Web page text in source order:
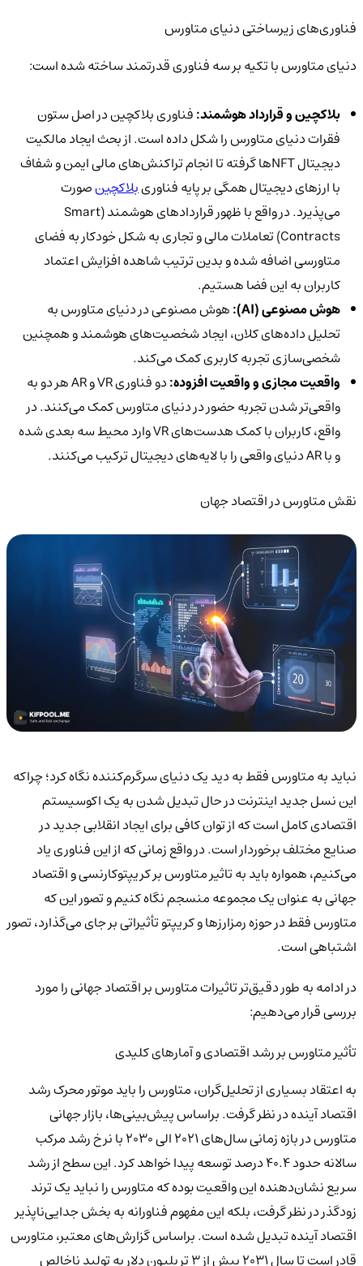
فناوری‌های زیرساختی دنیای متاورس
دنیای متاورس با تکیه بر سه فناوری قدرتمند ساخته شده است:
بلاکچین و قرارداد هوشمند:فناوری بلاکچین در اصل ستون
فقرات دنیای متاورس را شکل داده است. از بحث ایجاد مالکیت
دیجیتال NFTها گرفته تا انجام تراکنش‌های مالی ایمن و شفاف
با ارزهای دیجیتال همگی بر پایه فناوریبلاکچینصورت
می‌پذیرد. در واقع با ظهور قراردادهای هوشمند (Smart
Contracts) تعاملات مالی و تجاری به شکل خودکار به فضای
متاورسی اضافه شده و بدین ترتیب شاهده افزایش اعتماد
کاربران به این فضا هستیم.
هوش مصنوعی (AI
):هوش مصنوعی در دنیای متاورس به
تحلیل داده‌های کلان، ایجاد شخصیت‌های هوشمند و همچنین
شخصی‌سازی تجربه کاربری کمک می‌کند.
واقعیت مجازی و واقعیت افزوده:دو فناوری VR و AR
هر دو به
واقعی‌تر شدن تجربه حضور در دنیای متاورس کمک می‌کنند. در
واقع، کاربران با کمک هدست‌های
VR وارد محیط سه بعدی شده
و با AR دنیای واقعی را با لایه‌های دیجیتال ترکیب می‌کنند.
نقش متاورس در اقتصاد جهان
نباید به متاورس فقط به دید یک دنیای سرگرم‌کننده نگاه کرد؛ چراکه
این نسل جدید اینترنت در حال تبدیل شدن به یک اکوسیستم
اقتصادی کامل است که از توان کافی برای ایجاد انقلابی جدید در
صنایع مختلف برخوردار است. در واقع زمانی که از این فناوری یاد
می‌کنیم، همواره باید به تاثیر متاورس بر کریپتوکارنسی و اقتصاد
جهانی به عنوان یک مجموعه منسجم نگاه کنیم و تصور این که
متاورس فقط در حوزه رمزارزها و کریپتو تأثیراتی بر جای می‌گذارد، تصور
اشتباهی است.
در ادامه به طور دقیق‌تر تاثیرات متاورس بر اقتصاد جهانی را مورد
بررسی قرار می‌دهیم:
تأثیر متاورس بر رشد اقتصادی و آمارهای کلیدی
به اعتقاد بسیاری از تحلیل‌گران، متاورس را باید موتور محرک رشد
اقتصاد آینده در نظر گرفت. براساس پیش‌بینی‌ها، بازار جهانی
متاورس در بازه زمانی سال‌های 2021 الی 2030 با نرخ رشد مرکب
سالانه حدود 40.4 درصد توسعه پیدا خواهد کرد. این سطح از رشد
سریع نشان‌دهنده این واقعیت بوده که متاورس را نباید یک ترند
زودگذر در نظر گرفت، بلکه این مفهوم فناورانه به بخش جدایی‌ناپذیر
اقتصاد آینده تبدیل شده است. براساس گزارش‌های معتبر، متاورس
قادر است تا سال 2031 بیش از 3 تریلیون دلار به تولید ناخالص